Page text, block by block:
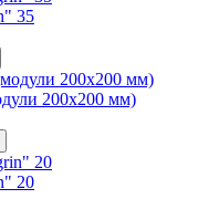
35
200х200 мм)
20